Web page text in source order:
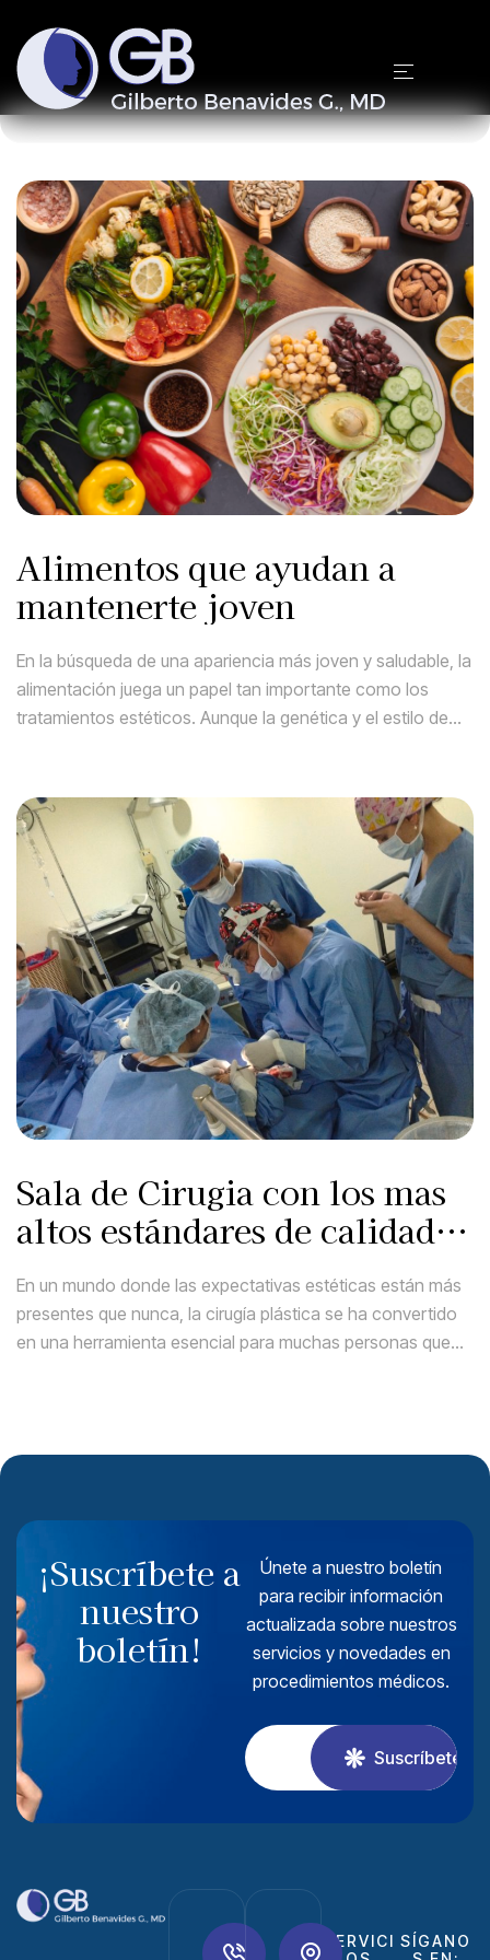
Alimentos que ayudan a
mantenerte joven
En la búsqueda de una apariencia más joven y saludable, la
alimentación juega un papel tan importante como los
tratamientos estéticos. Aunque la genética y el estilo de
mejorar la elasticidad de la piel y fortalecer el bienestar
general. En […]
Sala de Cirugia con los mas
altos estándares de calidad
internacional
En un mundo donde las expectativas estéticas están más
presentes que nunca, la cirugía plástica se ha convertido
en una herramienta esencial para muchas personas que
y con una reputación consolidada en el […]
¡Suscríbete a
nuestro
boletín!
Únete a nuestro boletín
para recibir información
actualizada sobre nuestros
servicios y novedades en
procedimientos médicos.
Suscríbete
SERVICI SÍGANO